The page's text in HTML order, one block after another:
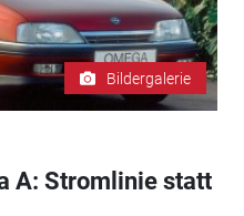
Bildergalerie
A: Stromlinie statt